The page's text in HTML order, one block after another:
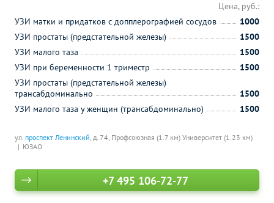
ул. проспект Ленинский, д. 74, Профсоюзная (1.7 км) Университет (1.23 км)
ЮЗАО
Цена, руб.:
УЗИ матки и придатков с допплерографией сосудов
1000
УЗИ простаты (предстательной железы)
1500
УЗИ малого таза
1500
УЗИ при беременности 1 триместр
1500
УЗИ простаты (предстательной железы)
трансабдоминально
1500
УЗИ малого таза у женщин (трансабдоминально)
1500
+7 495 106-72-77